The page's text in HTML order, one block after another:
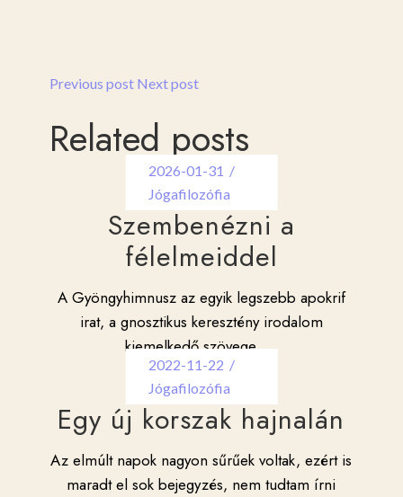
Previous post Next post
Related posts
2026-01-31
Jógafilozófia
Szembenézni a
félelmeiddel
A Gyöngyhimnusz az egyik legszebb apokrif
irat, a gnosztikus keresztény irodalom
kiemelkedő szövege....
2022-11-22
Jógafilozófia
Egy új korszak hajnalán
Az elmúlt napok nagyon sűrűek voltak, ezért is
maradt el sok bejegyzés, nem tudtam írni